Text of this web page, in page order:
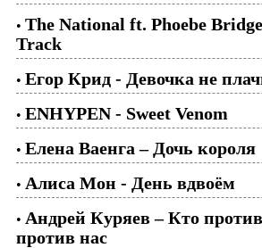
• The National ft. Phoebe
Track
• Егор Крид - Девочка не
• ENHYPEN - Sweet Venom
• Елена Ваенга – Дочь короля
• Алиса Мон - День вдвоём
• Андрей Куряев – Кто
против нас